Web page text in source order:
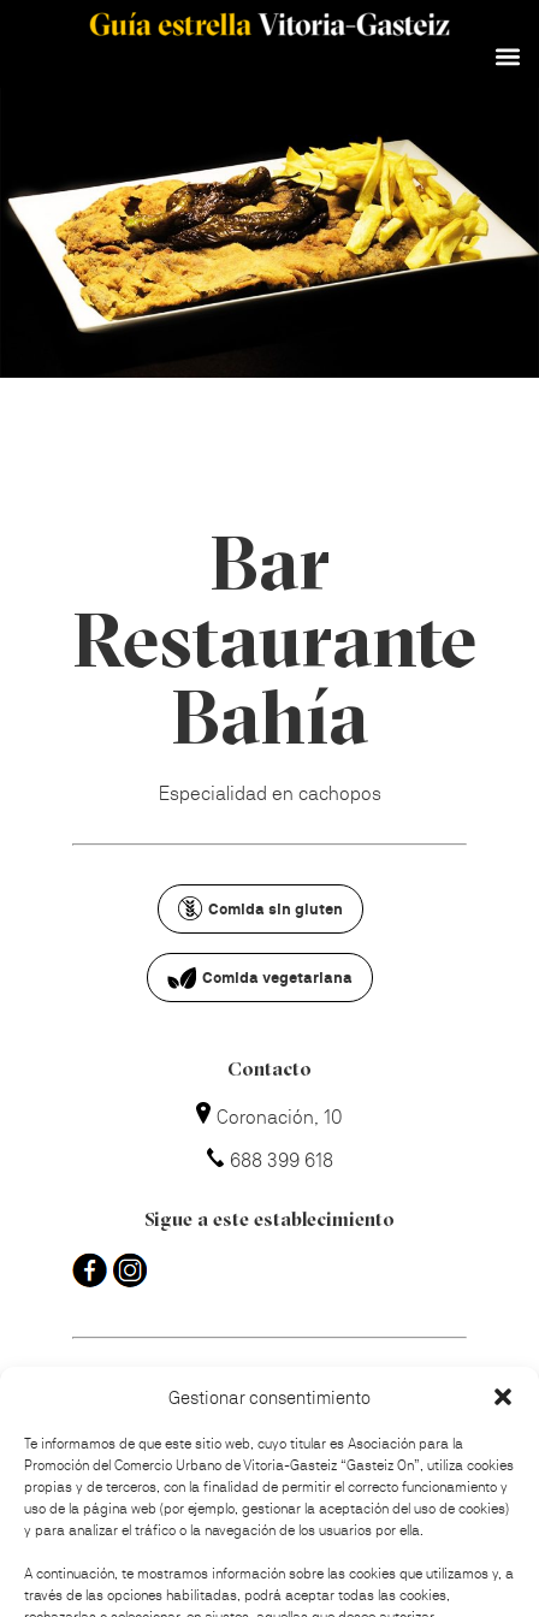
Gestionar consentimiento
Te informamos de que este sitio web, cuyo titular es Asociación para la
Promoción del Comercio Urbano de Vitoria-Gasteiz “Gasteiz On”, utiliza cookies
propias y de terceros, con la finalidad de permitir el correcto funcionamiento y
uso de la página web (por ejemplo, gestionar la aceptación del uso de cookies)
y para analizar el tráfico o la navegación de los usuarios por ella.
A continuación, te mostramos información sobre las cookies que utilizamos y, a
través de las opciones habilitadas, podrá aceptar todas las cookies,
Bar
Restaurante
Bahía
Especialidad en cachopos
Comida sin gluten
Comida vegetariana
Contacto
Coronación, 10
688 399 618
Sigue a este establecimiento
¿Cómo llegar?
Organiza: